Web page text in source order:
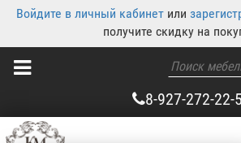
Войдите в личный кабинет или
получите скидку на
8-927-272-22-